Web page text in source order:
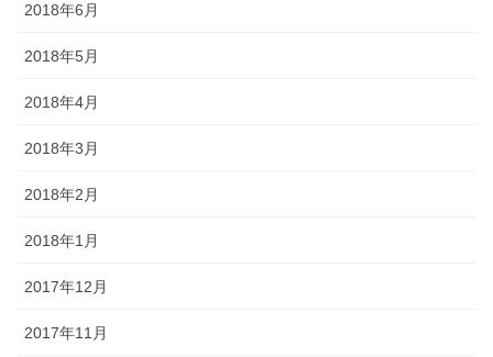
2018年6月
2018年5月
2018年4月
2018年3月
2018年2月
2018年1月
2017年12月
2017年11月